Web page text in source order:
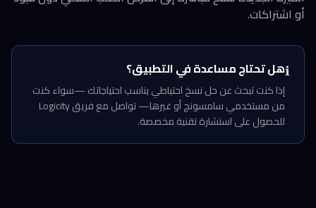
أو اشتراكات.
ℹ️هل تحتاج مساعدة في التطبيق؟
إذا كنت تبحث عن حل نسخ احتياطي يناسب احتياجاتك —سواء كنت
من مستخدمي سامسونج أو غيرها— تواصل مع فريق Logicity
للحصول على استشارة تقنية مخصصة.